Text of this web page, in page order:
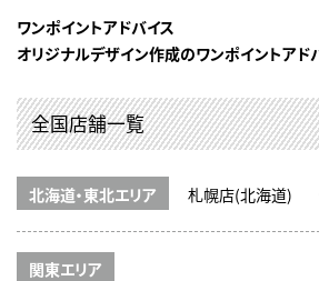
ワンポイントアドバイス
オリジナルデザイン作成のワンポイントアド
全国店舗一覧
北海道・東北エリア 札幌店(北海道)
関東エリア